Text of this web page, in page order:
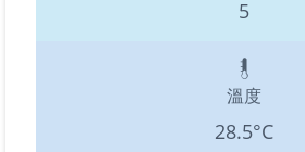
5
溫度
28.5°C